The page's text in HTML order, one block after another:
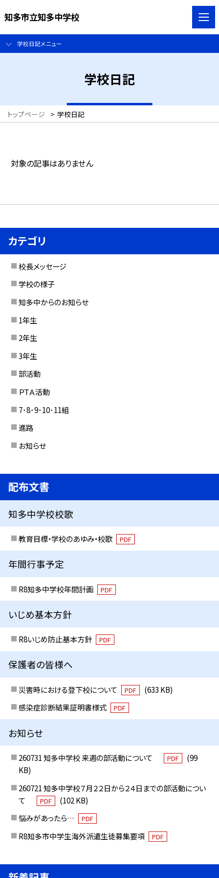
知多市立知多中学校
学校日記メニュー
学校日記
トップページ > 学校日記
対象の記事はありません
カテゴリ
校長メッセージ
学校の様子
知多中からのお知らせ
1年生
2年生
3年生
部活動
ＰＴＡ活動
7･8･9･10･11組
進路
お知らせ
配布文書
知多中学校校歌
教育目標・学校のあゆみ・校歌 PDF
年間行事予定
R8知多中学校年間計画 PDF
いじめ基本方針
R8いじめ防止基本方針 PDF
保護者の皆様へ
災害時における登下校について PDF
(633 KB)
感染症診断結果証明書様式
PDF
お知らせ
260731 知多中学校 来週の部活動について PDF
(99
KB)
260721 知多中学校７月２２日から２４日までの部活動につい
て
PDF
(102 KB)
悩みがあったら…
PDF
R8知多市中学生海外派遣生徒募集要項 PDF